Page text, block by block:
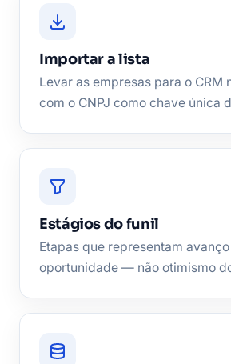
Importar a lista
Levar as empresas para o CRM
com o CNPJ como chave única
Estágios do funil
Etapas que representam
oportunidade — não otimismo